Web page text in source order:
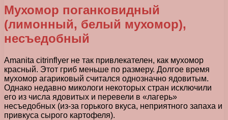
Мухомор поганковидный
(лимонный, белый мухомор),
несъедобный
Amanita citrinflyer не так привлекателен, как мухомор
красный. Этот гриб меньше по размеру. Долгое время
мухомор агариковый считался однозначно ядовитым.
Однако недавно микологи некоторых стран исключили
его из числа ядовитых и перевели в «лагерь»
несъедобных (из-за горького вкуса, неприятного запаха и
привкуса сырого картофеля).